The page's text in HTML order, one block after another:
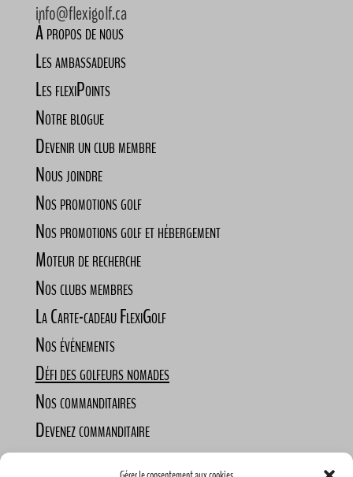
info@flexigolf.ca
À propos de nous
Les ambassadeurs
Les flexiPoints
Notre blogue
Devenir un club membre
Nous joindre
Nos promotions golf
Nos promotions golf et hébergement
Moteur de recherche
Nos clubs membres
La Carte-cadeau FlexiGolf
Nos événements
Défi des golfeurs nomades
Nos commanditaires
Devenez commanditaire